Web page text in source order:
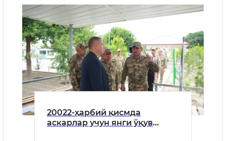
20022-ҳарбий қисмда
аскарлар учун янги ўқув